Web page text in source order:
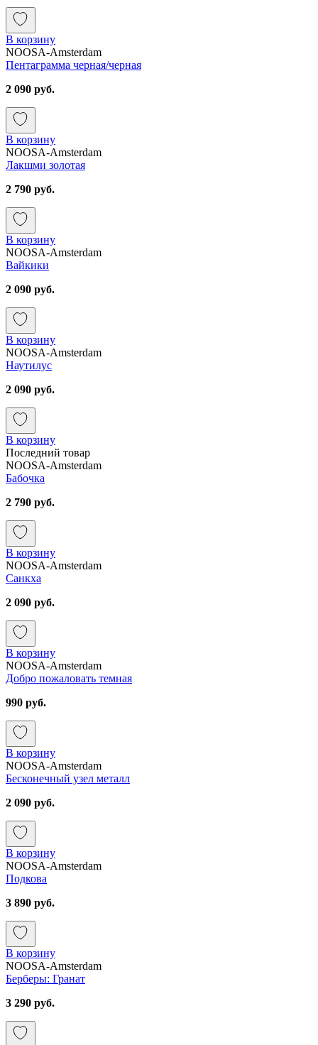
В корзину
NOOSA-Amsterdam
Пентаграмма черная/черная
2 090 руб.
В корзину
NOOSA-Amsterdam
Лакшми золотая
2 790 руб.
В корзину
NOOSA-Amsterdam
Вайкики
2 090 руб.
В корзину
NOOSA-Amsterdam
Наутилус
2 090 руб.
В корзину
Последний товар
NOOSA-Amsterdam
Бабочка
2 790 руб.
В корзину
NOOSA-Amsterdam
Санкха
2 090 руб.
В корзину
NOOSA-Amsterdam
Добро пожаловать темная
990 руб.
В корзину
NOOSA-Amsterdam
Бесконечный узел металл
2 090 руб.
В корзину
NOOSA-Amsterdam
Подкова
3 890 руб.
В корзину
NOOSA-Amsterdam
Берберы: Гранат
3 290 руб.